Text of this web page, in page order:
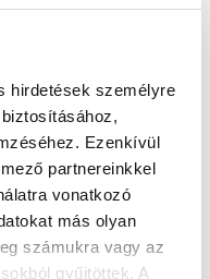
hirdetések személyre
Ezenkívül
partnereinkkel
vonatkozó
más olyan
számukra vagy az
gyűjtöttek. A
tájékoztatót!